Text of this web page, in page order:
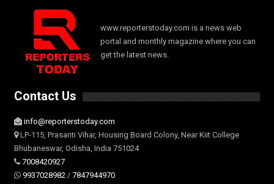
www.reporterstoday.com is a news web
portal and monthly magazine where you can
get the latest news.
Contact Us
info@reporterstoday.com
LP-115, Prasanti Vihar, Housing Board Colony, Near Kiit College
Bhubaneswar, Odisha, India 751024
7008420927
9937028982 / 7847944970